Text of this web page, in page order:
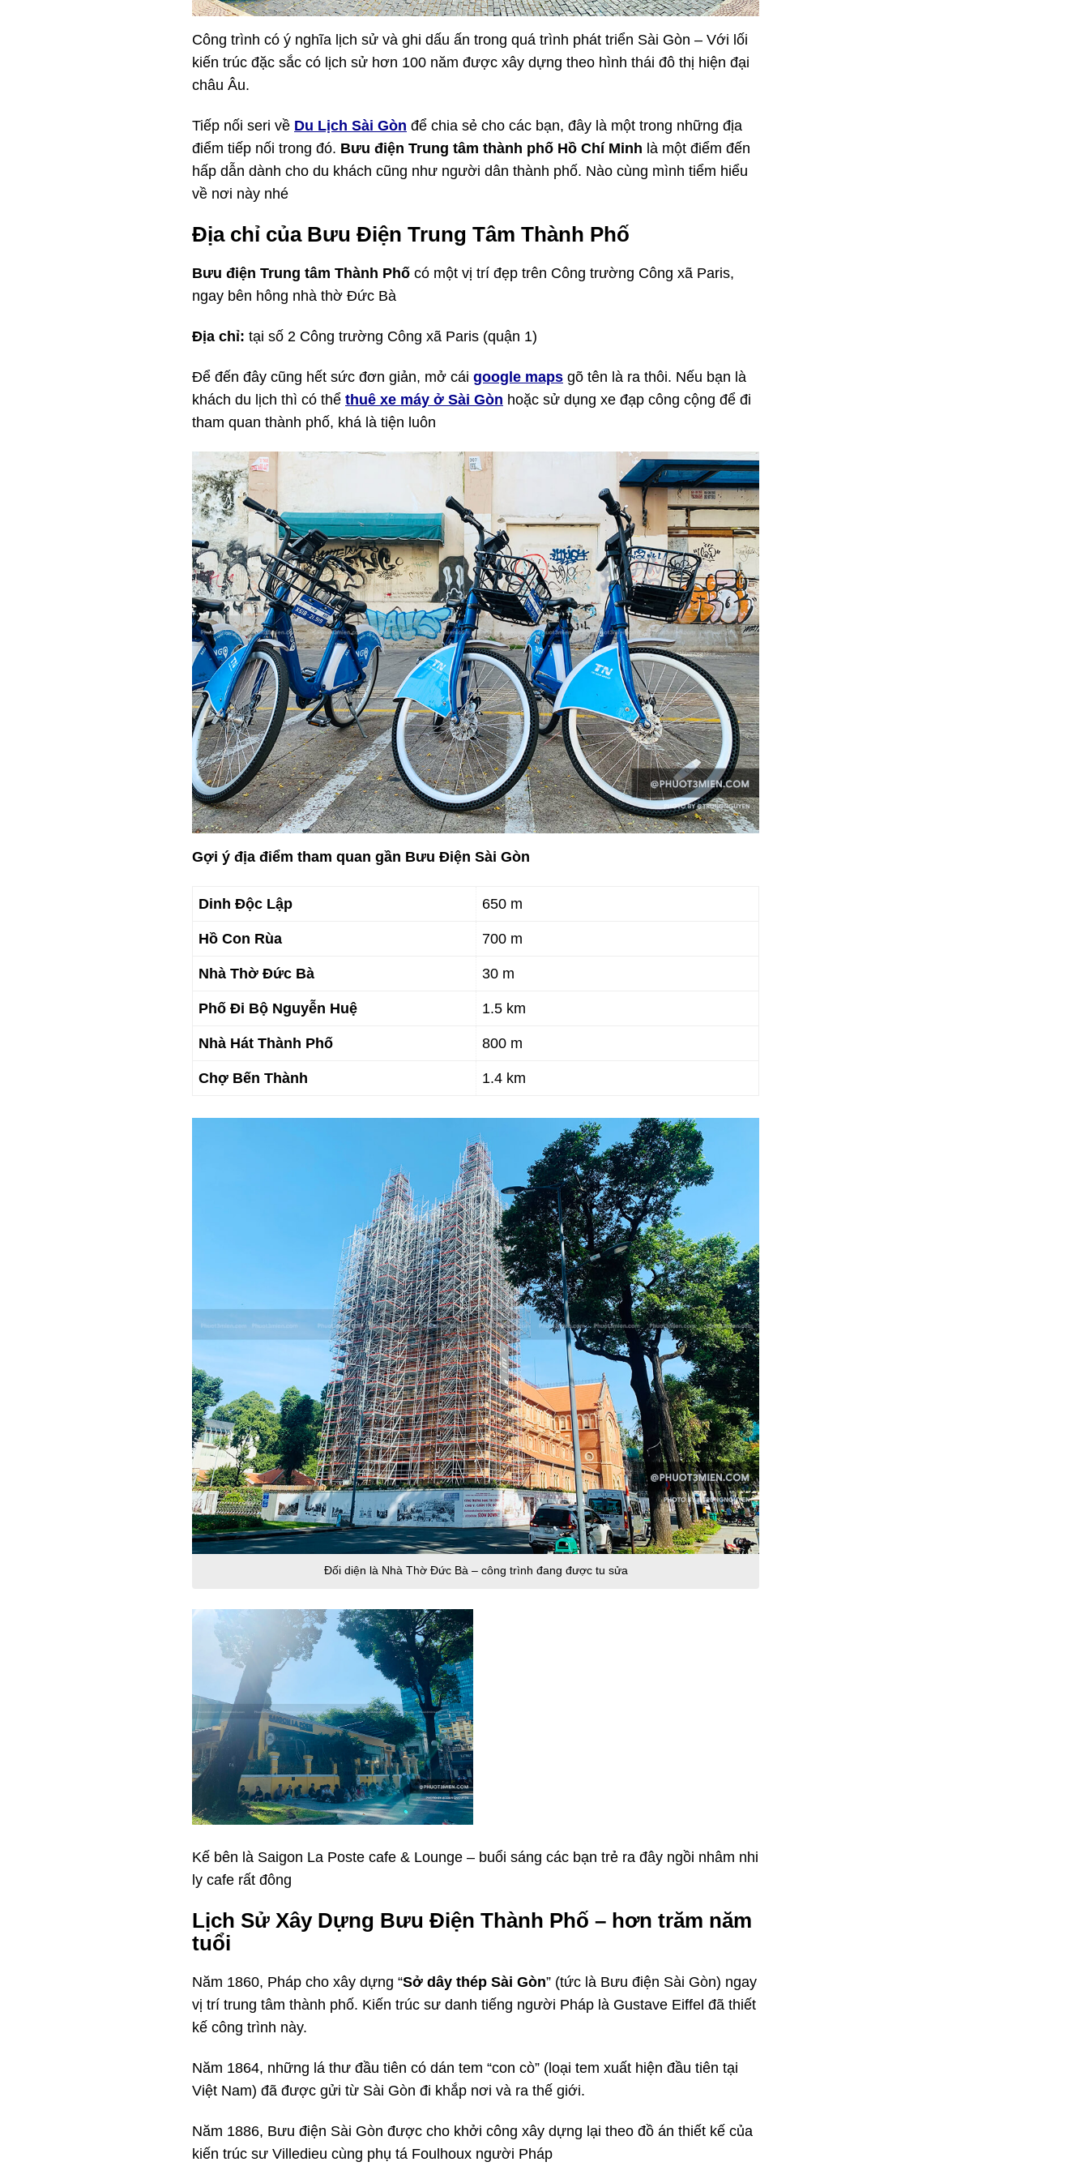
Công trình có ý nghĩa lịch sử và ghi dấu ấn trong quá trình phát triển Sài Gòn – Với lối
kiến trúc đặc sắc có lịch sử hơn 100 năm được xây dựng theo hình thái đô thị hiện đại
châu Âu.
Tiếp nối seri về Du Lịch Sài Gòn để chia sẻ cho các bạn, đây là một trong những địa
điểm tiếp nối trong đó. Bưu điện Trung tâm thành phố Hồ Chí Minh là một điểm đến
hấp dẫn dành cho du khách cũng như người dân thành phố. Nào cùng mình tiểm hiểu
về nơi này nhé
Địa chỉ của Bưu Điện Trung Tâm Thành Phố
Bưu điện Trung tâm Thành Phố có một vị trí đẹp trên Công trường Công xã Paris,
ngay bên hông nhà thờ Đức Bà
Địa chỉ: tại số 2 Công trường Công xã Paris (quận 1)
Để đến đây cũng hết sức đơn giản, mở cái google maps gõ tên là ra thôi. Nếu bạn là
khách du lịch thì có thể thuê xe máy ở Sài Gòn hoặc sử dụng xe đạp công cộng để đi
tham quan thành phố, khá là tiện luôn
Gợi ý địa điểm tham quan gần Bưu Điện Sài Gòn
Dinh Độc Lập 650 m
Hồ Con Rùa 700 m
Nhà Thờ Đức Bà 30 m
Phố Đi Bộ Nguyễn Huệ 1.5 km
Nhà Hát Thành Phố 800 m
Chợ Bến Thành 1.4 km
Đối diện là Nhà Thờ Đức Bà – công trình đang được tu sửa
Kế bên là Saigon La Poste cafe & Lounge – buổi sáng các bạn trẻ ra đây ngồi nhâm nhi
ly cafe rất đông
Lịch Sử Xây Dựng Bưu Điện Thành Phố – hơn trăm năm
tuổi
Năm 1860, Pháp cho xây dựng “Sở dây thép Sài Gòn” (tức là Bưu điện Sài Gòn) ngay
vị trí trung tâm thành phố. Kiến trúc sư danh tiếng người Pháp là Gustave Eiffel đã thiết
kế công trình này.
Năm 1864, những lá thư đầu tiên có dán tem “con cò” (loại tem xuất hiện đầu tiên tại
Việt Nam) đã được gửi từ Sài Gòn đi khắp nơi và ra thế giới.
Năm 1886, Bưu điện Sài Gòn được cho khởi công xây dựng lại theo đồ án thiết kế của
kiến trúc sư Villedieu cùng phụ tá Foulhoux người Pháp